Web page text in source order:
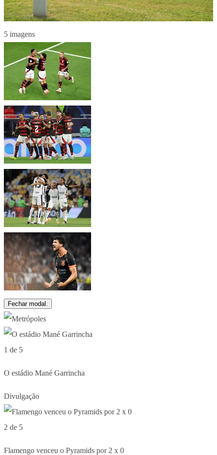
5 imagens
Fechar modal.
1 de 5
O estádio Mané Garrincha
Divulgação
2 de 5
Flamengo venceu o Pyramids por 2 x 0